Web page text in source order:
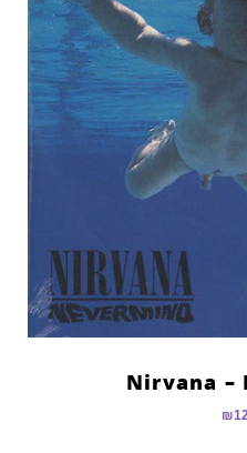
Nirvana –
₪